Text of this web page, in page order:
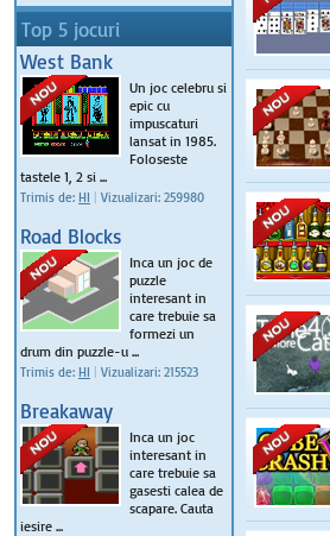
Top 5 jocuri
West Bank
Un joc celebru si
epic cu
impuscaturi
lansat in 1985.
Foloseste
tastele 1, 2 si ...
Trimis de: HI Vizualizari: 259980
Road Blocks
Inca un joc de
puzzle
interesant in
care trebuie sa
formezi un
drum din puzzle-u ...
Trimis de: HI Vizualizari: 215523
Breakaway
Inca un joc
interesant in
care trebuie sa
gasesti calea de
scapare. Cauta
iesire ...